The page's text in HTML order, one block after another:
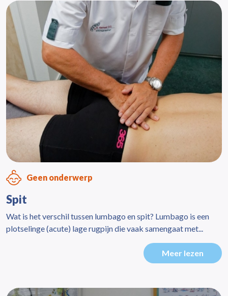
Geen onderwerp
Spit
Wat is het verschil tussen lumbago en spit? Lumbago is een
plotselinge (acute) lage rugpijn die vaak samengaat met...
Meer lezen